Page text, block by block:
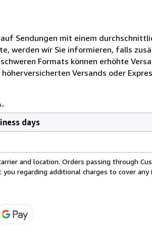
Sendungen mit einem
werden wir Sie informieren, falls
Formats können erhöhte
Versands oder
days
and location. Orders passing through
regarding additional charges to cover